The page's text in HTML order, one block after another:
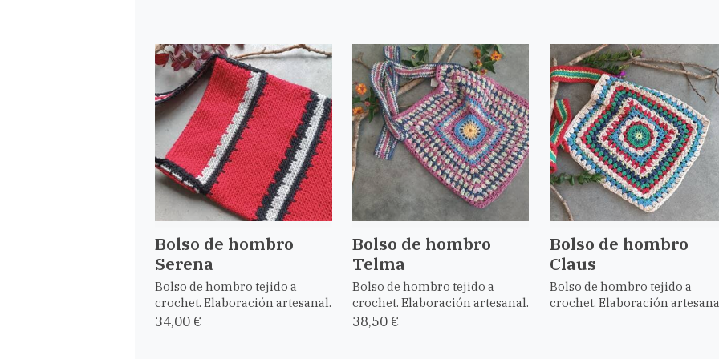
Bolso de hombro
Serena
Bolso de hombro tejido a
crochet. Elaboración artesanal.
34,00 €
Bolso de hombro
Telma
Bolso de hombro tejido a
crochet. Elaboración artesanal.
38,50 €
Bolso de hombro
Claus
Bolso de hombro tejido a
crochet. Elaboración